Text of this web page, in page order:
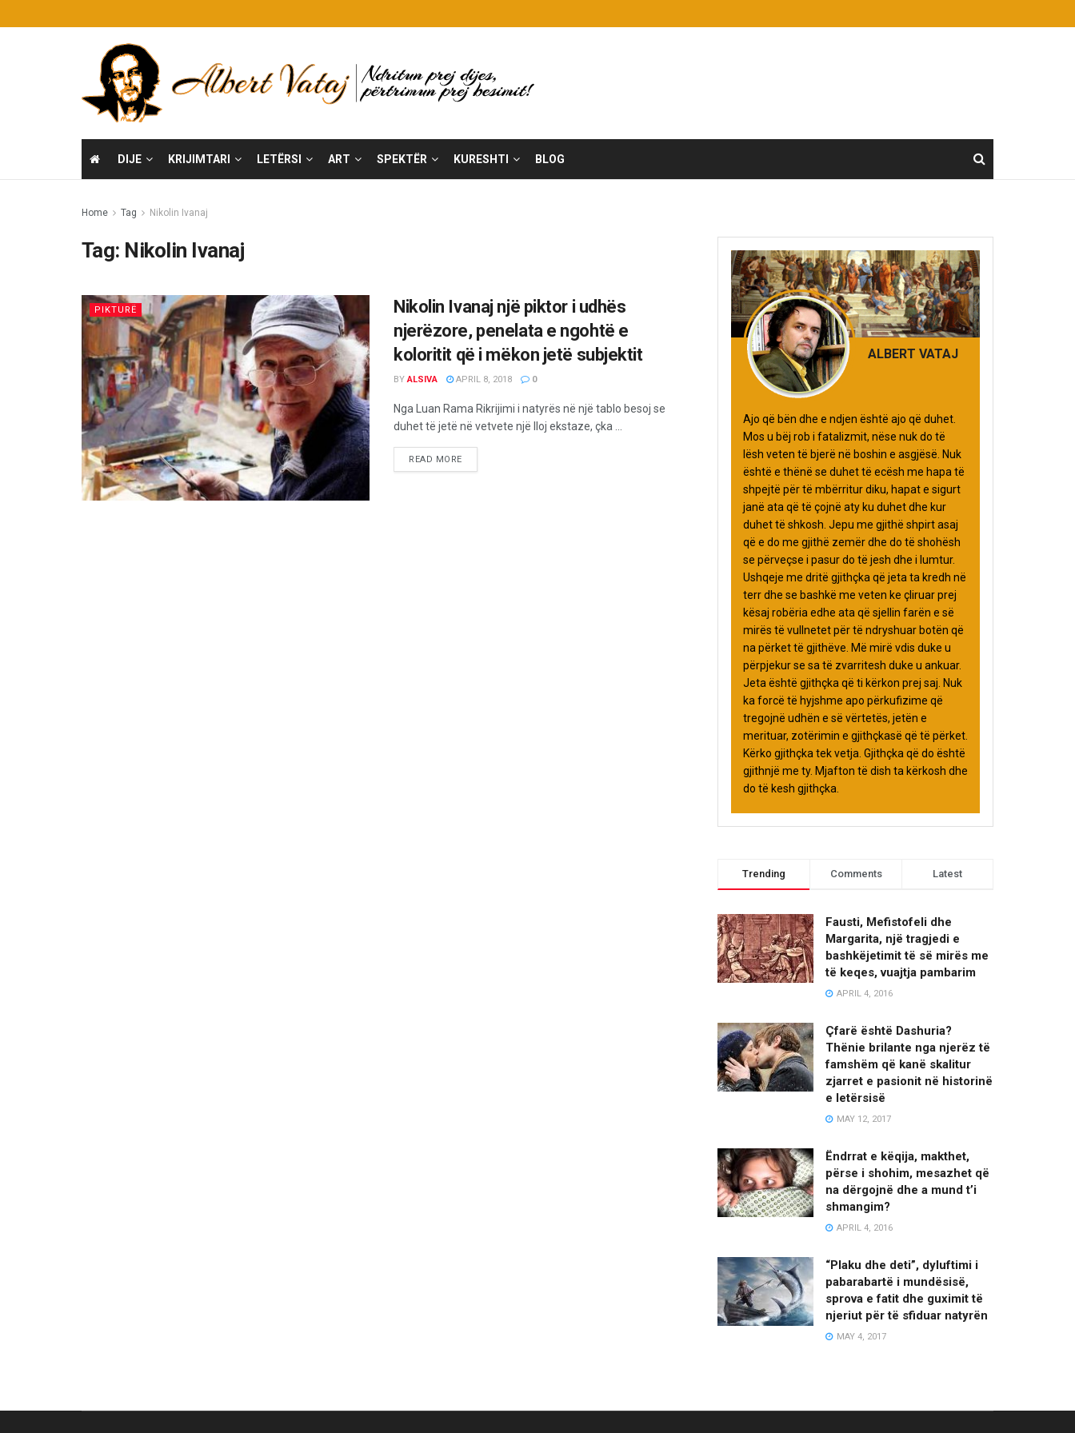
DIJE KRIJIMTARI LETËRSI ART SPEKTËR KURESHTI BLOG
Home Tag Nikolin Ivanaj
Tag: Nikolin Ivanaj
PIKTURË
Nikolin Ivanaj një piktor i udhës
njerëzore, penelata e ngohtë e
koloritit që i mëkon jetë subjektit
BY ALSIVA APRIL 8, 2018 0
Nga Luan Rama Rikrijimi i natyrës në një tablo besoj se
duhet të jetë në vetvete një lloj ekstaze, çka ...
READ MORE
ALBERT VATAJ
Ajo që bën dhe e ndjen është ajo që duhet.
Mos u bëj rob i fatalizmit, nëse nuk do të
lësh veten të bjerë në boshin e asgjësë. Nuk
është e thënë se duhet të ecësh me hapa të
shpejtë për të mbërritur diku, hapat e sigurt
janë ata që të çojnë aty ku duhet dhe kur
duhet të shkosh. Jepu me gjithë shpirt asaj
që e do me gjithë zemër dhe do të shohësh
se përveçse i pasur do të jesh dhe i lumtur.
Ushqeje me dritë gjithçka që jeta ta kredh në
terr dhe se bashkë me veten ke çliruar prej
kësaj robëria edhe ata që sjellin farën e së
mirës të vullnetet për të ndryshuar botën që
na përket të gjithëve. Më mirë vdis duke u
përpjekur se sa të zvarritesh duke u ankuar.
Jeta është gjithçka që ti kërkon prej saj. Nuk
ka forcë të hyjshme apo përkufizime që
tregojnë udhën e së vërtetës, jetën e
merituar, zotërimin e gjithçkasë që të përket.
Kërko gjithçka tek vetja. Gjithçka që do është
gjithnjë me ty. Mjafton të dish ta kërkosh dhe
do të kesh gjithçka.
Trending Comments Latest
Fausti, Mefistofeli dhe
Margarita, një tragjedi e
bashkëjetimit të së mirës me
të keqes, vuajtja pambarim
APRIL 4, 2016
Çfarë është Dashuria?
Thënie brilante nga njerëz të
famshëm që kanë skalitur
zjarret e pasionit në historinë
e letërsisë
MAY 12, 2017
Ëndrrat e këqija, makthet,
përse i shohim, mesazhet që
na dërgojnë dhe a mund t’i
shmangim?
APRIL 4, 2016
“Plaku dhe deti”, dyluftimi i
pabarabartë i mundësisë,
sprova e fatit dhe guximit të
njeriut për të sfiduar natyrën
MAY 4, 2017